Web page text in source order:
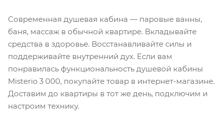
Современная душевая кабина — паровые ванны,
баня, массаж в обычной квартире. Вкладывайте
средства в здоровье. Восстанавливайте силы и
поддерживайте внутренний дух. Если вам
понравилась функциональность душевой кабины
Misterio 3 000, покупайте товар в интернет-магазине.
Доставим до квартиры в тот же день, подключим и
настроим технику.